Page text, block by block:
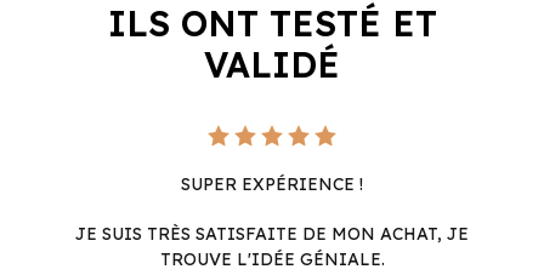
ILS ONT TESTÉ ET
VALIDÉ
SUPER EXPÉRIENCE !
JE SUIS TRÈS SATISFAITE DE MON ACHAT, JE
TROUVE L'IDÉE GÉNIALE.